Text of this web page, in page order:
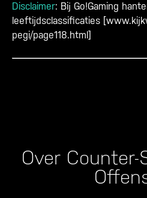
Disclaimer: Bij Go!Gaming
leeftijdsclassificaties [
pegi/page118.html]
Over Counter-